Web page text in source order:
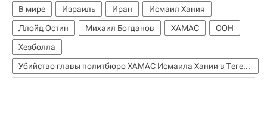
В мире Израиль Иран
Исмаил Хания
Ллойд Остин
Михаил Богданов ХАМАС
ООН
Хезболла
Убийство главы политбюро ХАМАС Исмаила Хании в Тегеране